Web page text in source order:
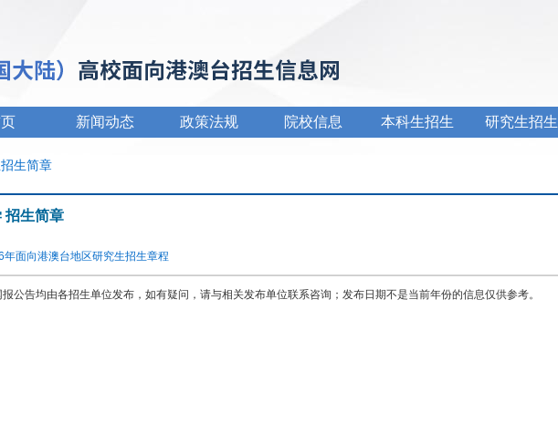
新闻动态 政策法规 院校信息 本科生招生 研究生招生
生简章
招生简章
面向港澳台地区研究生招生章程
公告均由各招生单位发布，如有疑问，请与相关发布单位联系咨询；发布日期不是当前年份的信息仅供参考。